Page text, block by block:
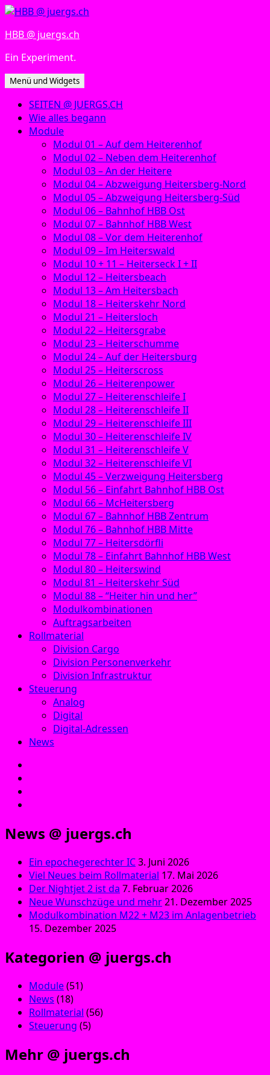
Zum
springen
HBB @ juergs.ch
Ein Experiment.
Menü und Widgets
SEITEN @ JUERGS.CH
Wie alles begann
Module
Modul 01 – Auf dem Heiterenhof
Modul 02 – Neben dem Heiterenhof
Modul 03 – An der Heitere
Modul 04 – Abzweigung Heitersberg-Nord
Modul 05 – Abzweigung Heitersberg-Süd
Modul 06 – Bahnhof HBB Ost
Modul 07 – Bahnhof HBB West
Modul 08 – Vor dem Heiterenhof
Modul 09 – Im Heiterswald
Modul 10 + 11 – Heiterseck I + II
Modul 12 – Heitersbeach
Modul 13 – Am Heitersbach
Modul 18 – Heiterskehr Nord
Modul 21 – Heitersloch
Modul 22 – Heitersgrabe
Modul 23 – Heiterschumme
Modul 24 – Auf der Heitersburg
Modul 25 – Heiterscross
Modul 26 – Heiterenpower
Modul 27 – Heiterenschleife I
Modul 28 – Heiterenschleife II
Modul 29 – Heiterenschleife III
Modul 30 – Heiterenschleife IV
Modul 31 – Heiterenschleife V
Modul 32 – Heiterenschleife VI
Modul 45 – Verzweigung Heitersberg
Modul 56 – Einfahrt Bahnhof HBB Ost
Modul 66 – McHeitersberg
Modul 67 – Bahnhof HBB Zentrum
Modul 76 – Bahnhof HBB Mitte
Modul 77 – Heitersdörfli
Modul 78 – Einfahrt Bahnhof HBB West
Modul 80 – Heiterswind
Modul 81 – Heiterskehr Süd
Modul 88 – “Heiter hin und her”
Modulkombinationen
Auftragsarbeiten
Rollmaterial
Division Cargo
Division Personenverkehr
Division Infrastruktur
Steuerung
Analog
Digital
Digital-Adressen
News
News @ juergs.ch
Ein epochegerechter IC3. Juni 2026
Viel Neues beim Rollmaterial 17. Mai 2026
Der Nightjet 2 ist da 7. Februar 2026
Neue Wunschzüge und mehr21. Dezember 2025
Modulkombination M22 + M23 im Anlagenbetrieb
15. Dezember 2025
Kategorien @ juergs.ch
Module(51)
News (18)
Rollmaterial (56)
Steuerung (5)
Mehr @ juergs.ch